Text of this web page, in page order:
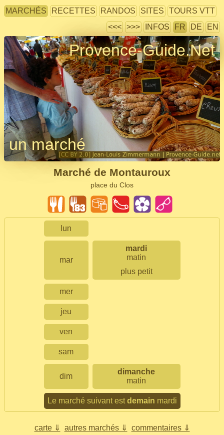
MARCHÉS RECETTES RANDOS SITES
TOURS VTT
<<< >>> INFOS FR DE EN
Provence-Guide.Net
un marché
Marché de Montauroux
place du Clos
lun
mar
mardi
matin
plus petit
mer
jeu
ven
sam
dim
dimanche
matin
Le marché suivant estdemain mardi
carte ⇓ autres marchés ⇓ commentaires ⇓